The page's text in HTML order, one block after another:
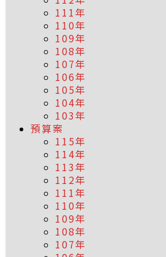
111年
110年
109年
108年
107年
106年
105年
104年
103年
預算案
115年
114年
113年
112年
111年
110年
109年
108年
107年